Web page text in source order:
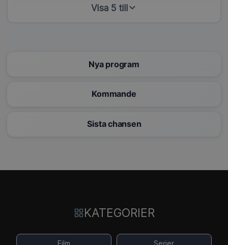
Visa 5 till
Nya program
Kommande
Sista chansen
KATEGORIER
Film Serier